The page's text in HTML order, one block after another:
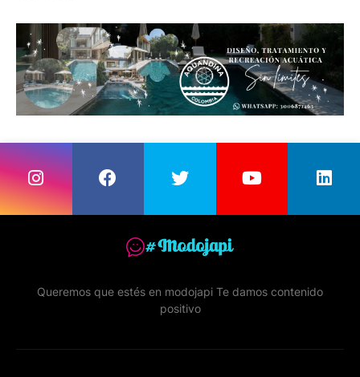
Queremos que estés en modojapi Te damos contenido
positivo